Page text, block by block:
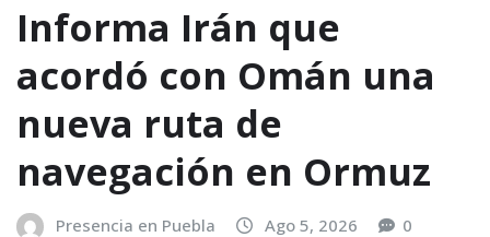
Informa Irán que
acordó con Omán una
nueva ruta de
navegación en Ormuz
Presencia en Puebla Ago 5, 2026 0